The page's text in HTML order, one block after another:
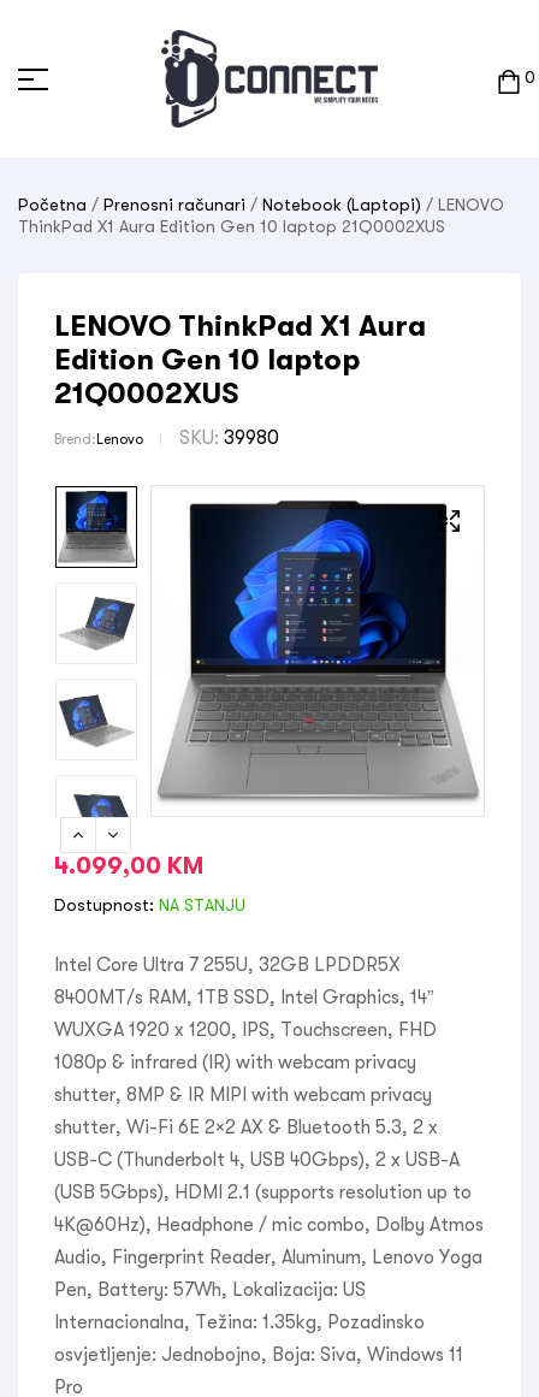
0
Početna / Prenosni računari / Notebook (Laptopi) / LENOVO
ThinkPad X1 Aura Edition Gen 10 laptop 21Q0002XUS
LENOVO ThinkPad X1 Aura
Edition Gen 10 laptop
21Q0002XUS
Brend: Lenovo SKU: 39980
4.099,00 KM
Dostupnost: NA STANJU
Intel Core Ultra 7 255U, 32GB LPDDR5X
8400MT/s RAM, 1TB SSD, Intel Graphics, 14”
WUXGA 1920 x 1200, IPS, Touchscreen, FHD
1080p & infrared (IR) with webcam privacy
shutter, 8MP & IR MIPI with webcam privacy
shutter, Wi-Fi 6E 2×2 AX & Bluetooth 5.3, 2 x
USB-C (Thunderbolt 4, USB 40Gbps), 2 x USB-A
(USB 5Gbps), HDMI 2.1 (supports resolution up to
4K@60Hz), Headphone / mic combo, Dolby Atmos
Audio, Fingerprint Reader, Aluminum, Lenovo Yoga
Pen, Battery: 57Wh, Lokalizacija: US
Internacionalna, Težina: 1.35kg, Pozadinsko
osvjetljenje: Jednobojno, Boja: Siva, Windows 11
Pro